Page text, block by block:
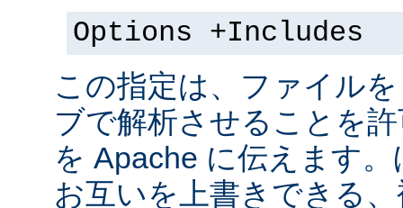
Options +Includes
この指定は、ファイル
ブで解析させることを
を Apache に伝えます
お互いを上書きできる